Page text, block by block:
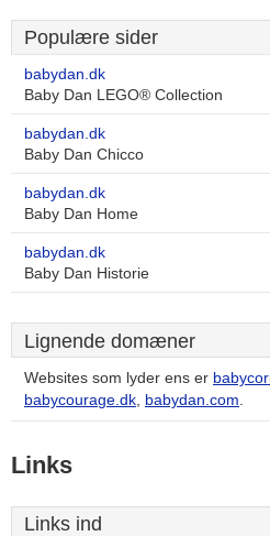
Populære sider
babydan.dk
Baby Dan LEGO® Collection
babydan.dk
Baby Dan Chicco
babydan.dk
Baby Dan Home
babydan.dk
Baby Dan Historie
Lignende domæner
Websites som lyder ens er
babycourage.dk, babydan.com.
Links
Links ind